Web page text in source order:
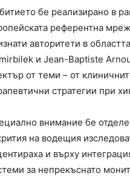
бе реализирано в
референтна
авторитети в
и Jean-Baptiste
от теми – от
стратегии при
внимание бе
на водещия
и върху
за непрекъснато